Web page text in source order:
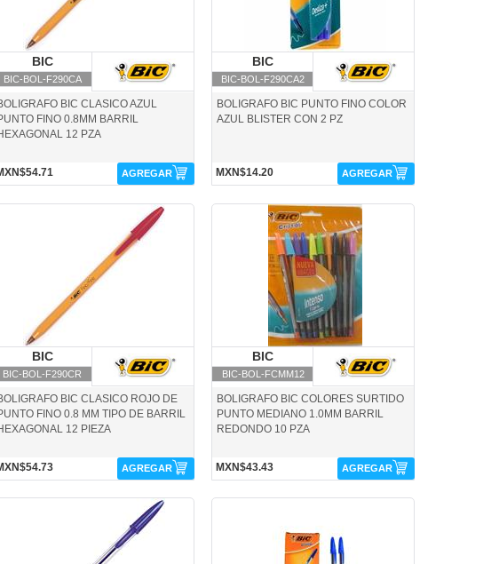
BIC
BIC-BOL-F290CA
BIC CLASICO AZUL
FINO 0.8MM BARRIL
12 PZA
AGREGAR
BIC
BIC-BOL-F290CA2
BOLIGRAFO BIC PUNTO FINO COLOR
AZUL BLISTER CON 2 PZ
MXN$14.20 AGREGAR
BIC
BIC-BOL-F290CR
BIC CLASICO ROJO DE
FINO 0.8 MM TIPO DE BARRIL
12 PIEZA
AGREGAR
BIC-BOL-FCMM12-BIC
BIC
BIC-BOL-FCMM12
BOLIGRAFO BIC COLORES SURTIDO
PUNTO MEDIANO 1.0MM BARRIL
REDONDO 10 PZA
MXN$43.43 AGREGAR